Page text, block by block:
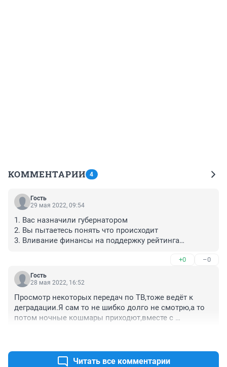
КОММЕНТАРИИ 4
Гость
29 мая 2022, 09:54
1. Вас назначили губернатором
2. Вы пытаетесь понять что происходит
3. Вливание финансы на поддержку рейтинга
5. Заказываете написание патриотических постов, в
надежде на улучшение ситуации.
+0 –0
Гость
28 мая 2022, 16:52
Просмотр некоторых передач по ТВ,тоже ведёт к
деградации.Я сам то не шибко долго не смотрю,а то
потом ночные кошмары приходют,вместе с
Читать все комментарии